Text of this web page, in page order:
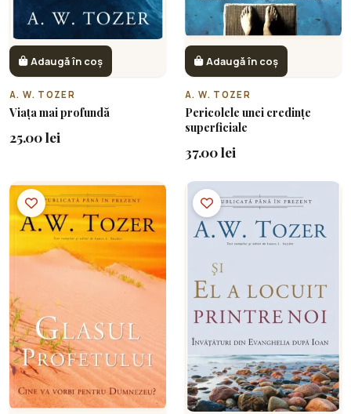
Adaugă în coș
A. W. TOZER
Viața mai profundă
25.00 lei
Adaugă în coș
A. W. TOZER
Pericolele unei credințe
superficiale
37.00 lei